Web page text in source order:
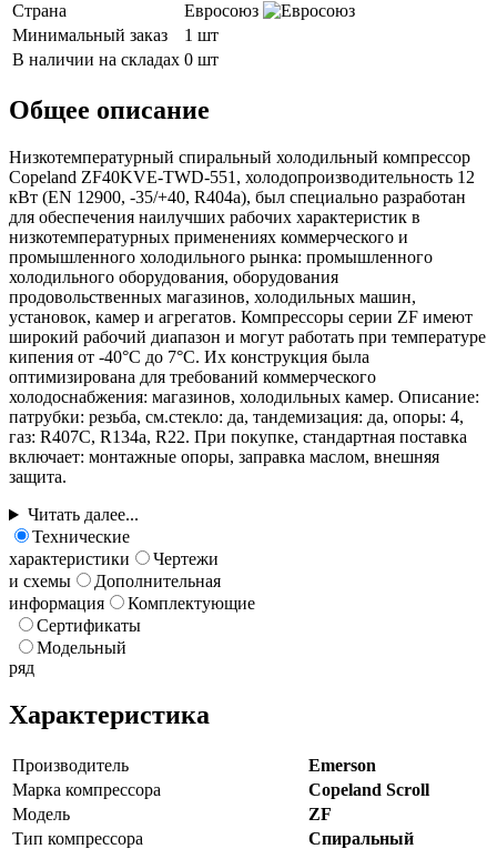
Страна
Евросоюз
Минимальный заказ
1 шт
В наличии на складах 0 шт
Общее описание
Низкотемпературный спиральный холодильный компрессор
Copeland ZF40KVE-TWD-551, холодопроизводительность 12
кВт (EN 12900, -35/+40, R404a), был специально разработан
для обеспечения наилучших рабочих характеристик в
низкотемпературных применениях коммерческого и
промышленного холодильного рынка: промышленного
холодильного оборудования, оборудования
продовольственных магазинов, холодильных машин,
установок, камер и агрегатов. Компрессоры серии ZF имеют
широкий рабочий диапазон и могут работать при температуре
кипения от -40°C до 7°C. Их конструкция была
оптимизирована для требований коммерческого
холодоснабжения: магазинов, холодильных камер. Описание:
патрубки: резьба, см.стекло: да, тандемизация: да, опоры: 4,
газ: R407C, R134a, R22. При покупке, стандартная поставка
включает: монтажные опоры, заправка маслом, внешняя
защита.
Читать далее...
Технические
характеристики
Чертежи
и схемы
Дополнительная
информация
Комплектующие
Сертификаты
Модельный
ряд
Характеристика
Производитель
Emerson
Марка компрессора
Copeland Scroll
Модель
ZF
Тип компрессора
Спиральный